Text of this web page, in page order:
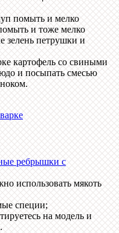
помыть и мелко
и тоже мелко
зелень петрушки и
картофель со свиными
и посыпать смесью
ребрышки с
использовать мякоть
специи;
на модель и